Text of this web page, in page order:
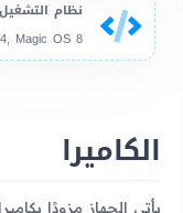
نظام التشغيل
الكاميرا